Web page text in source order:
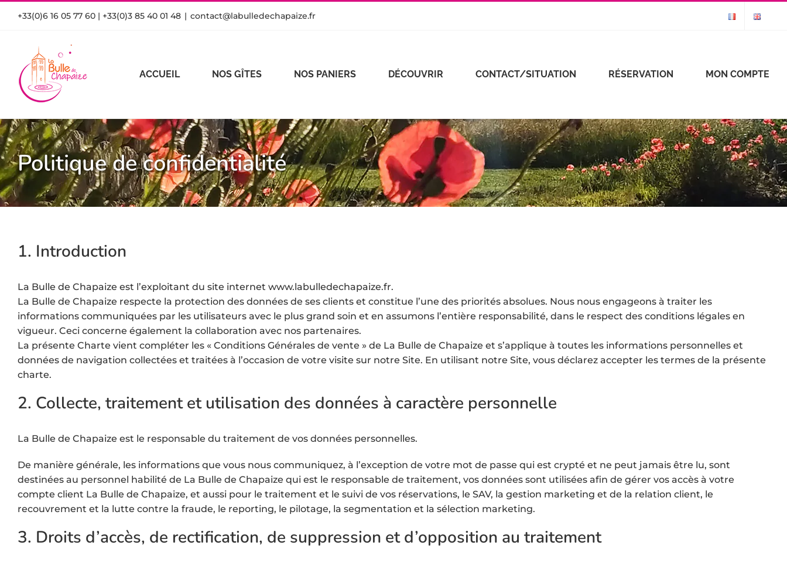
+33(0)6 16 05 77 60 | +33(0)3 85 40 01 48 | contact@labulledechapaize.fr
ACCUEIL NOS GÎTES NOS PANIERS DÉCOUVRIR CONTACT/SITUATION RÉSERVATION MON COMPTE
Politique de confidentialité
1. Introduction
La Bulle de Chapaize est l’exploitant du site internet www.labulledechapaize.fr.
La Bulle de Chapaize respecte la protection des données de ses clients et constitue l’une des priorités absolues. Nous nous engageons à traiter les
informations communiquées par les utilisateurs avec le plus grand soin et en assumons l’entière responsabilité, dans le respect des conditions légales en
vigueur. Ceci concerne également la collaboration avec nos partenaires.
La présente Charte vient compléter les « Conditions Générales de vente » de La Bulle de Chapaize et s’applique à toutes les informations personnelles et
données de navigation collectées et traitées à l’occasion de votre visite sur notre Site. En utilisant notre Site, vous déclarez accepter les termes de la présente
charte.
2. Collecte, traitement et utilisation des données à caractère personnelle
La Bulle de Chapaize est le responsable du traitement de vos données personnelles.
De manière générale, les informations que vous nous communiquez, à l’exception de votre mot de passe qui est crypté et ne peut jamais être lu, sont
destinées au personnel habilité de La Bulle de Chapaize qui est le responsable de traitement, vos données sont utilisées afin de gérer vos accès à votre
compte client La Bulle de Chapaize, et aussi pour le traitement et le suivi de vos réservations, le SAV, la gestion marketing et de la relation client, le
recouvrement et la lutte contre la fraude, le reporting, le pilotage, la segmentation et la sélection marketing.
3. Droits d’accès, de rectification, de suppression et d’opposition au traitement